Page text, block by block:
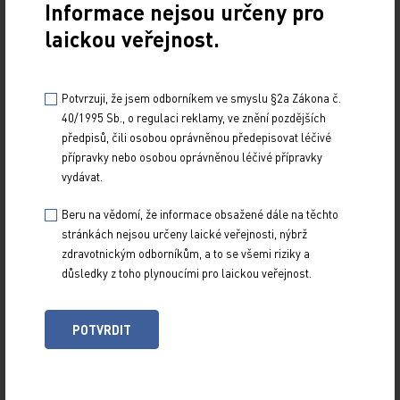
Z NOVINEK
ARCHIV
RUBRIKY
SPECIÁLY
O TITULU
Informace nejsou určeny pro
laickou veřejnost.
Potvrzuji, že jsem odborníkem ve smyslu §2a Zákona č.
40/1995 Sb., o regulaci reklamy, ve znění pozdějších
předpisů, čili osobou oprávněnou předepisovat léčivé
přípravky nebo osobou oprávněnou léčivé přípravky
vydávat.
Beru na vědomí, že informace obsažené dále na těchto
stránkách nejsou určeny laické veřejnosti, nýbrž
zdravotnickým odborníkům, a to se všemi riziky a
důsledky z toho plynoucími pro laickou veřejnost.
POTVRDIT